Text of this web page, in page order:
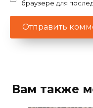
браузере для
Вам также